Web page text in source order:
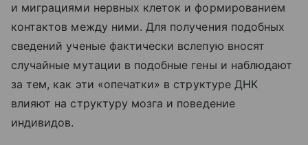
и миграциями нервных клеток и формированием
контактов между ними. Для получения подобных
сведений ученые фактически вслепую вносят
случайные мутации в подобные гены и наблюдают
за тем, как эти «опечатки» в структуре ДНК
влияют на структуру мозга и поведение
индивидов.